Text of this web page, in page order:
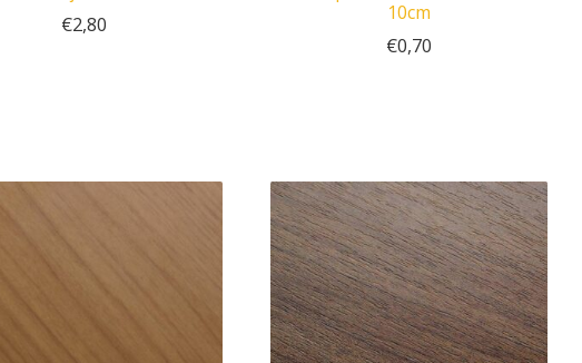
€2,80
10cm
€0,70